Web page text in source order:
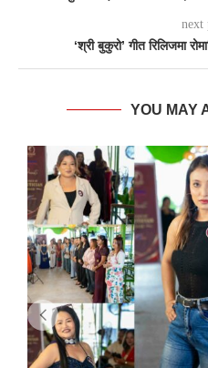
next
‘श्री बुकुरो’ गीत रिलिजमा
YOU MAY